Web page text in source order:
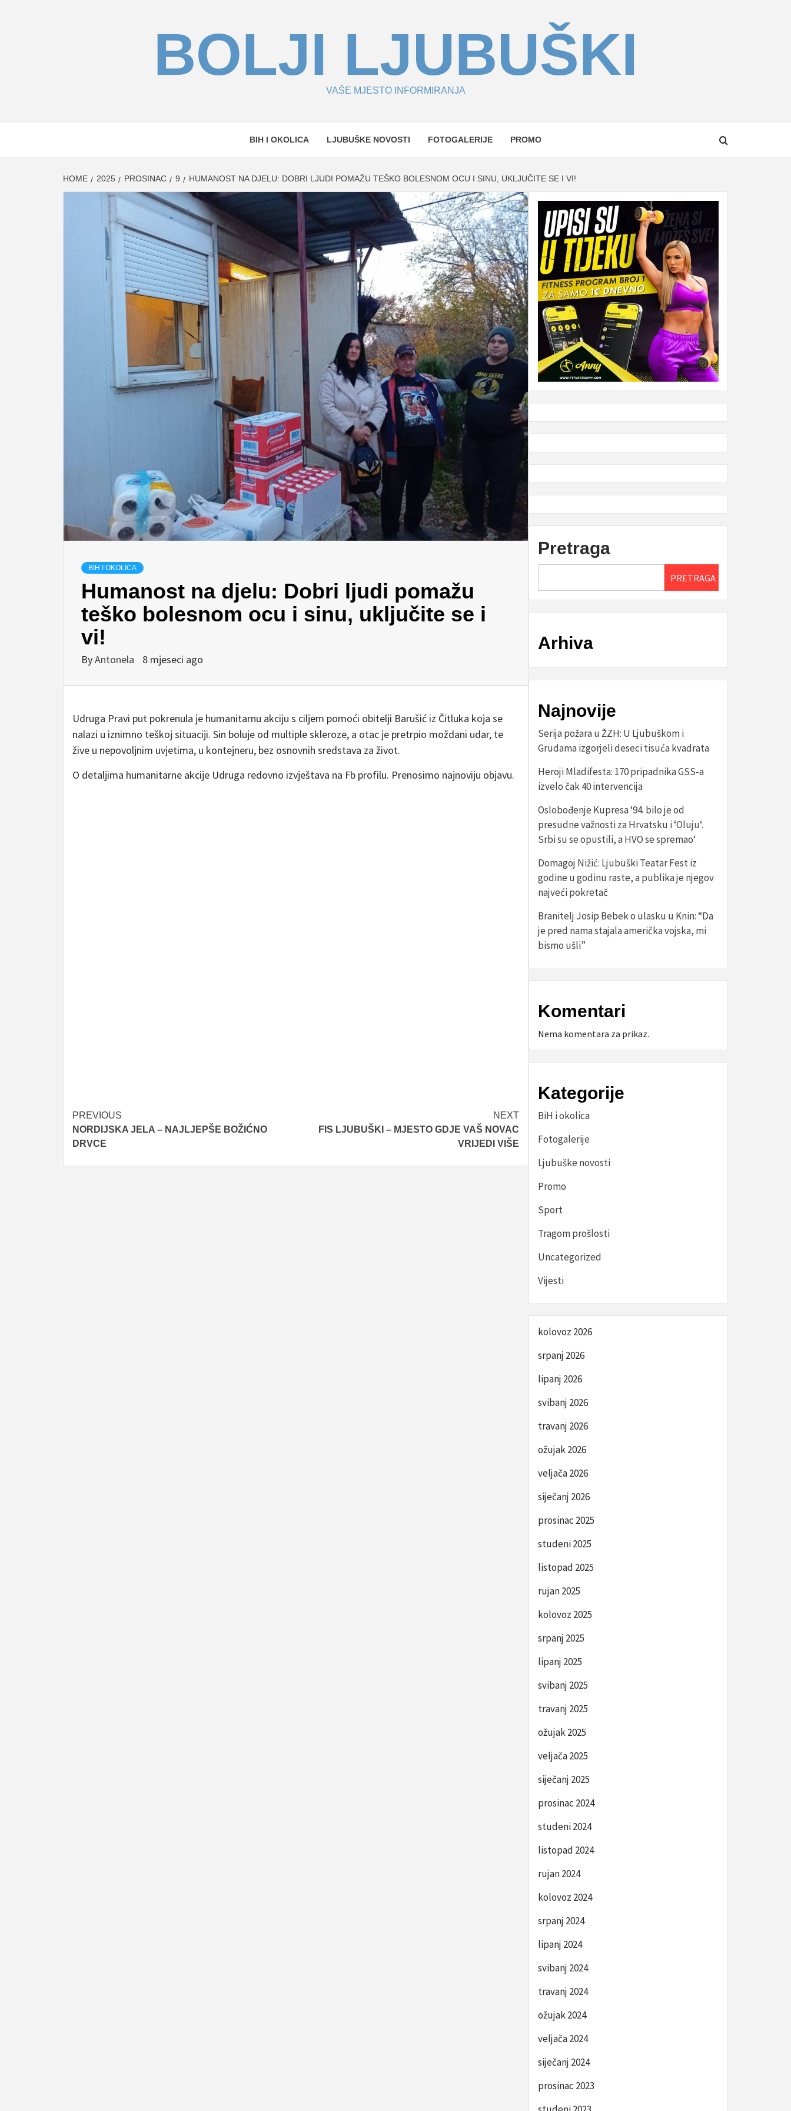
BOLJI LJUBUŠKI
VAŠE MJESTO INFORMIRANJA
BIH I OKOLICA LJUBUŠKE NOVOSTI FOTOGALERIJE PROMO
HOME 2025 PROSINAC 9 HUMANOST NA DJELU: DOBRI LJUDI POMAŽU TEŠKO BOLESNOM OCU I SINU, UKLJUČITE SE I VI!
BIH I OKOLICA
Humanost na djelu: Dobri ljudi pomažu
teško bolesnom ocu i sinu, uključite se i
vi!
ByAntonela 8 mjeseci ago
Udruga Pravi put pokrenula je humanitarnu akciju s ciljem pomoći obitelji Barušić iz Čitluka koja se
nalazi u iznimno teškoj situaciji. Sin boluje od multiple skleroze, a otac je pretrpio moždani udar, te
žive u nepovoljnim uvjetima, u kontejneru, bez osnovnih sredstava za život.
O detaljima humanitarne akcije Udruga redovno izvještava na Fb profilu. Prenosimo najnoviju objavu.
Post
navigation
PREVIOUS
NORDIJSKA JELA – NAJLJEPŠE BOŽIĆNO
DRVCE
NEXT
FIS LJUBUŠKI – MJESTO GDJE VAŠ NOVAC
VRIJEDI VIŠE
Pretraga
PRETRAGA
Arhiva
Najnovije
Serija požara u ŽZH: U Ljubuškom i
Grudama izgorjeli deseci tisuća kvadrata
Heroji Mladifesta: 170 pripadnika GSS-a
izvelo čak 40 intervencija
Oslobođenje Kupresa ‘94. bilo je od
presudne važnosti za Hrvatsku i ‘Oluju‘.
Srbi su se opustili, a HVO se spremao‘
Domagoj Nižić: Ljubuški Teatar Fest iz
godine u godinu raste, a publika je njegov
najveći pokretač
Branitelj Josip Bebek o ulasku u Knin: “Da
je pred nama stajala američka vojska, mi
bismo ušli”
Komentari
Nema komentara za prikaz.
Kategorije
BiH i okolica
Fotogalerije
Ljubuške novosti
Promo
Sport
Tragom prošlosti
Uncategorized
Vijesti
kolovoz 2026
srpanj 2026
lipanj 2026
svibanj 2026
travanj 2026
ožujak 2026
veljača 2026
siječanj 2026
prosinac 2025
studeni 2025
listopad 2025
rujan 2025
kolovoz 2025
srpanj 2025
lipanj 2025
svibanj 2025
travanj 2025
ožujak 2025
veljača 2025
siječanj 2025
prosinac 2024
studeni 2024
listopad 2024
rujan 2024
kolovoz 2024
srpanj 2024
lipanj 2024
svibanj 2024
travanj 2024
ožujak 2024
veljača 2024
siječanj 2024
prosinac 2023